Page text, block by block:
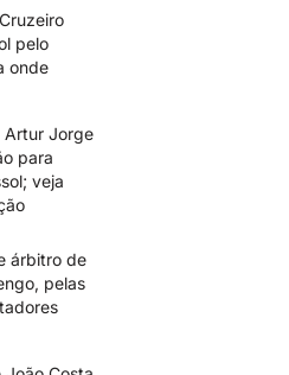
pelo
onde
Artur Jorge
para
veja
árbitro de
pelas